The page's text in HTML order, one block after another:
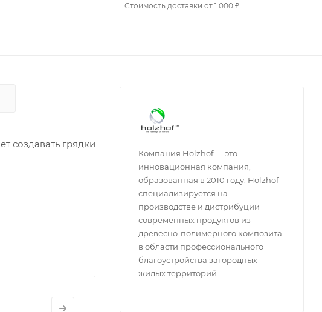
Стоимость доставки от 1 000 ₽
создавать грядки
Компания Holzhof — это
инновационная компания,
образованная в 2010 году. Holzhof
специализируется на
производстве и дистрибуции
современных продуктов из
древесно-полимерного композита
в области профессионального
благоустройства загородных
жилых территорий.